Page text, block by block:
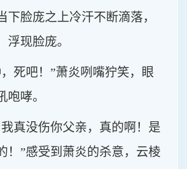
下脸庞之上冷汗不断滴落，
浮现脸庞。
死吧！”萧炎咧嘴狞笑，眼
咆哮。
真没伤你父亲，真的啊！是
！”感受到萧炎的杀意，云棱